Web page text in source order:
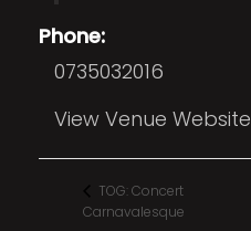
Phone:
0735032016
View Venue Website
TOG: Concert
Carnavalesque